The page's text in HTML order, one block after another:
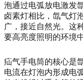
泡通过电弧放电激发
卤素灯相比，氙气灯
广，接近自然光。这
要高亮度照明的环境中
疝气手电筒的核心是
电流在灯泡内形成电